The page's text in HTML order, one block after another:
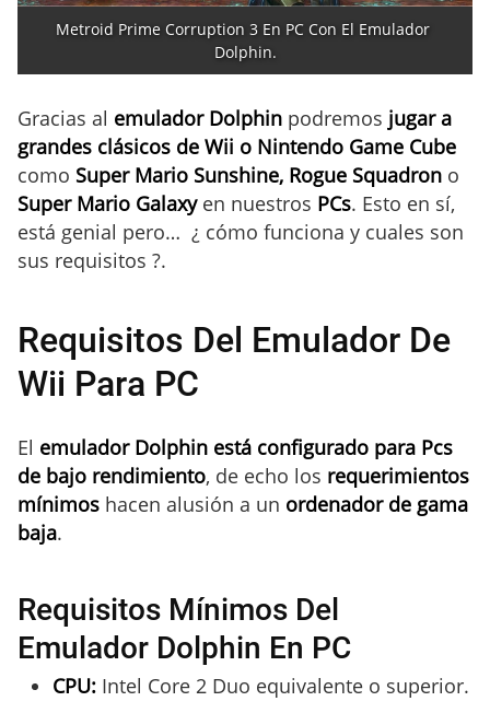
Metroid Prime Corruption 3 En PC Con El Emulador
Dolphin.
Gracias al emulador Dolphin podremos jugar a
grandes clásicos de Wii o Nintendo Game Cube
como Super Mario Sunshine, Rogue Squadron o
Super Mario Galaxyen nuestros PCs. Esto en sí,
está genial pero… ¿ cómo funciona y cuales son
sus requisitos ?.
Requisitos Del Emulador De
Wii Para PC
El emulador Dolphin está configurado para Pcs
de bajo rendimiento, de echo los requerimientos
mínimos hacen alusión a un ordenador de gama
baja.
Requisitos Mínimos Del
Emulador Dolphin En PC
CPU: Intel Core 2 Duo equivalente o superior.